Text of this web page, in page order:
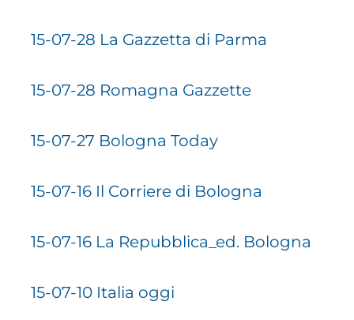
15-07-28 La Gazzetta di Parma
15-07-28 Romagna Gazzette
15-07-27 Bologna Today
15-07-16 Il Corriere di Bologna
15-07-16 La Repubblica_ed. Bologna
15-07-10 Italia oggi